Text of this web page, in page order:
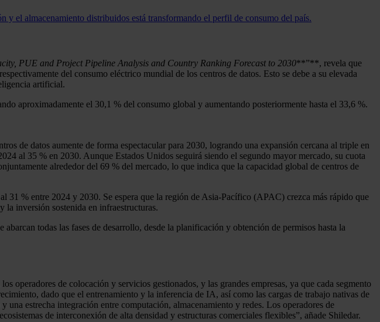
el almacenamiento distribuidos está transformando el perfil de consumo del país.
PUE and Project Pipeline Analysis and Country Ranking Forecast to 2030**”**, revela que
del consumo eléctrico mundial de los centros de datos. Esto se debe a su elevada
artificial.
aproximadamente el 30,1 % del consumo global y aumentando posteriormente hasta el 33,6 %.
de datos aumente de forma espectacular para 2030, logrando una expansión cercana al triple en
al 35 % en 2030. Aunque Estados Unidos seguirá siendo el segundo mayor mercado, su cuota
alrededor del 69 % del mercado, lo que indica que la capacidad global de centros de
31 % entre 2024 y 2030. Se espera que la región de Asia-Pacífico (APAC) crezca más rápido que
la inversión sostenida en infraestructuras.
todas las fases de desarrollo, desde la planificación y obtención de permisos hasta la
operadores de colocación y servicios gestionados, y las grandes empresas, ya que cada segmento
dado que el entrenamiento y la inferencia de IA, así como las cargas de trabajo nativas de
estrecha integración entre computación, almacenamiento y redes. Los operadores de
de interconexión de alta densidad y estructuras comerciales flexibles”, añade Shiledar.